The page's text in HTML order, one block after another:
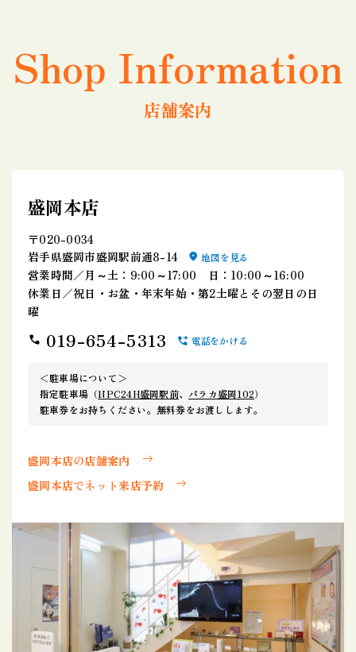
Shop Information
店舗案内
盛岡本店
〒020-0034
岩手県盛岡市盛岡駅前通8-14
地図を見る
営業時間／月～土：9:00～17:00 日：10:00～16:00
休業日／祝日・お盆・年末年始・第2土曜とその翌日の日
曜
019-654-5313 電話をかける
＜駐車場について＞
指定駐車場（NPC24H盛岡駅前、 パラカ盛岡102）
駐車券をお持ちください。無料券をお渡しします。
盛岡本店の店舗案内
盛岡本店でネット来店予約